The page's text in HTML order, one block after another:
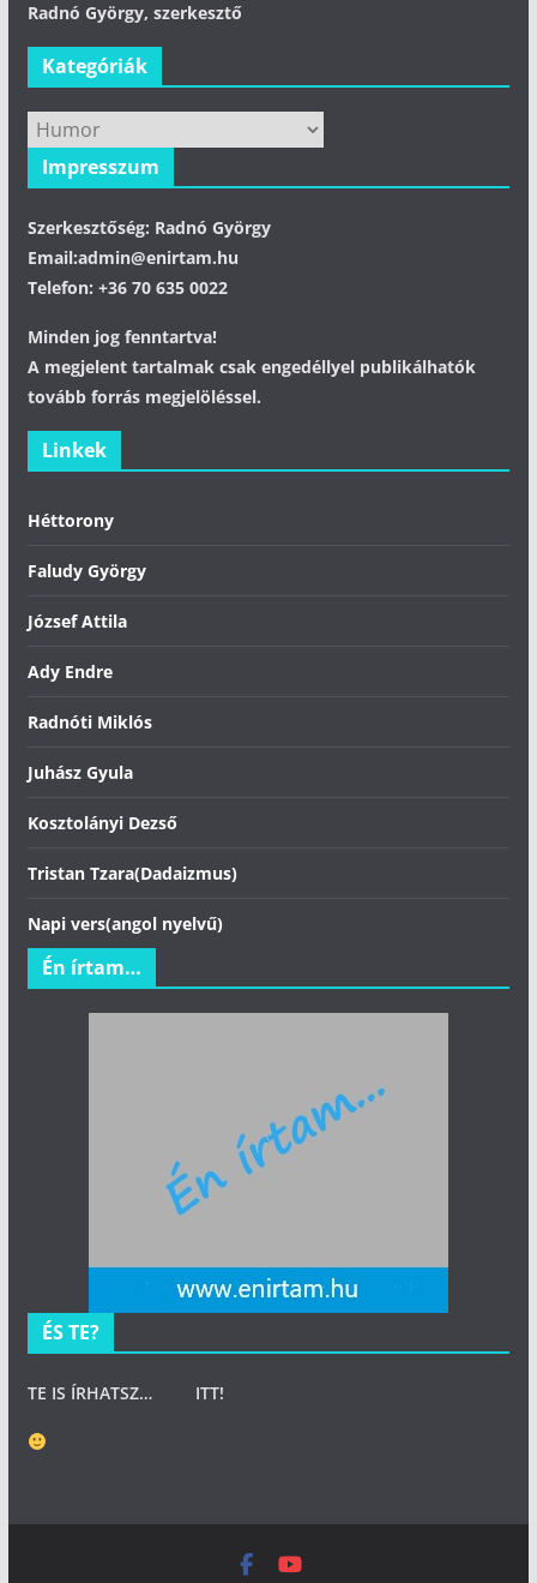
Radnó György, szerkesztő
Kategóriák
Kategóriák
Impresszum
Szerkesztőség: Radnó György
Email:admin@enirtam.hu
Telefon: +36 70 635 0022
Minden jog fenntartva!
A megjelent tartalmak csak engedéllyel publikálhatók
tovább forrás megjelöléssel.
Linkek
Héttorony
Faludy György
József Attila
Ady Endre
Radnóti Miklós
Juhász Gyula
Kosztolányi Dezső
Tristan Tzara(Dadaizmus)
Napi vers(angol nyelvű)
Én írtam…
ÉS TE?
TE IS ÍRHATSZ… ITT!